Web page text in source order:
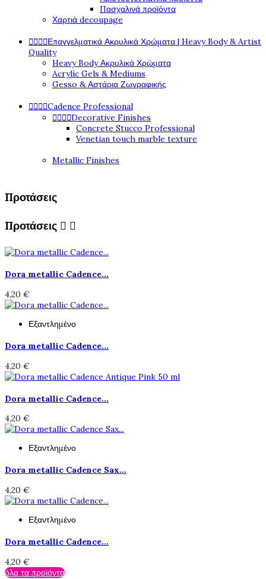
Πασχαλινά προϊόντα
Χαρτιά decoupage
Επαγγελματικά Ακρυλικά Χρώματα | Heavy Body & Artist
Quality
Heavy Body Ακρυλικά Χρώματα
Acrylic Gels & Mediums
Gesso & Αστάρια Ζωγραφικής
Cadence Professional
Decorative Finishes
Concrete Stucco Professional
Venetian touch marble texture
Metallic Finishes
Προτάσεις
Προτάσεις  
Dora metallic Cadence...
4,20 €
Εξαντλημένο
Dora metallic Cadence...
4,20 €
Dora metallic Cadence...
4,20 €
Εξαντλημένο
Dora metallic Cadence Sax...
4,20 €
Εξαντλημένο
Dora metallic Cadence...
4,20 €
όλα τα προϊόντα